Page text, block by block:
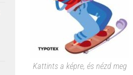
Kattints a képre, és nézd meg